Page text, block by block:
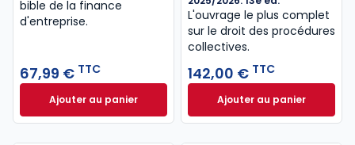
bible de la finance
d'entreprise.
67,99 € TTC
Ajouter au panierVernimmen en ligne 2026 à 67,99 € TTC
L'ouvrage le plus complet
sur le droit des procédures
collectives.
142,00 € TTC
Ajouter au panier
Droit et pratique